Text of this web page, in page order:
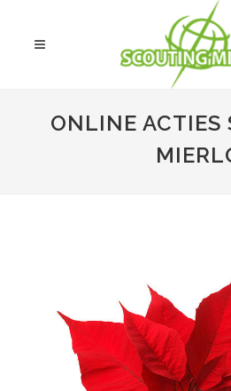
ONLINE ACTIES